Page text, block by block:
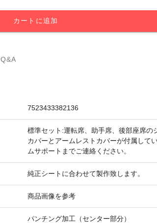
カートに追加
Q&A
7523433382136
標準セット:運転席、助手席、後部座席
カバーとアームレストカバーが付属して
ムサポートまでご連絡ください。
純正シートに合わせて製作致します。
商品画像を参考
パンチング加工（センター部分）